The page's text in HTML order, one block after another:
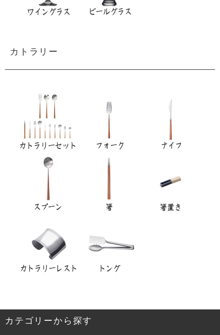
カトラリー
カテゴリーから探す